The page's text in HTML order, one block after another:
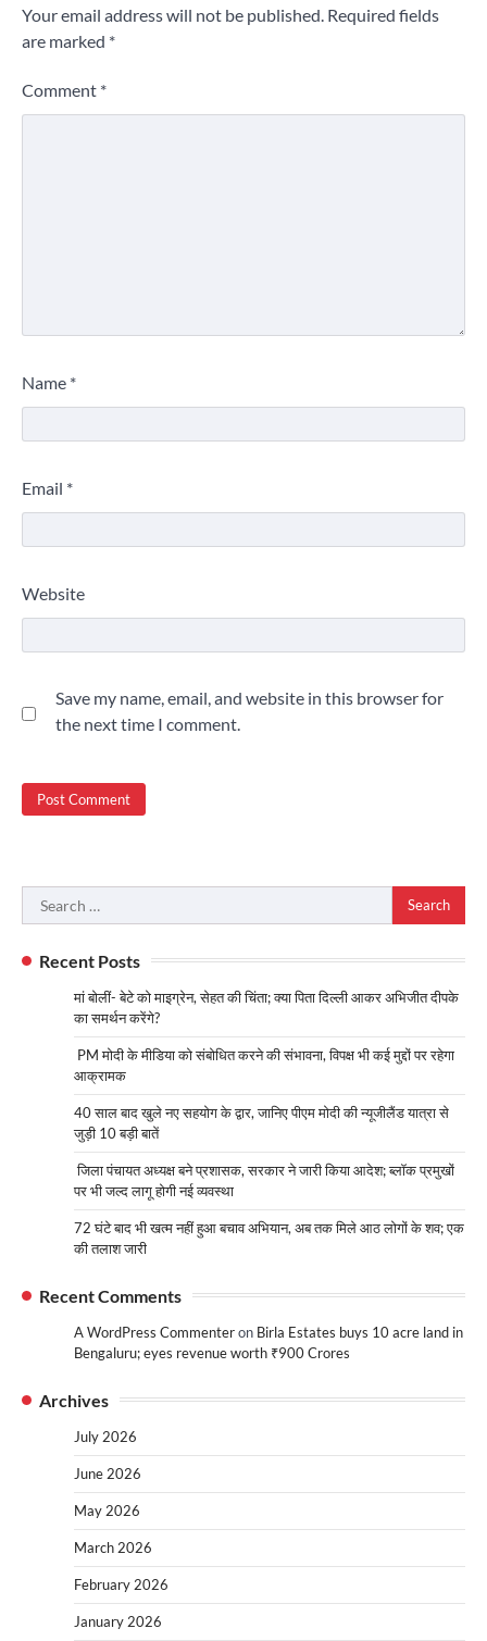
Your email address will not be published. Required fields
are marked *
Comment *
Name *
Email *
Website
Save my name, email, and website in this browser for
the next time I comment.
Search
for:
Recent Posts
मां बोलीं- बेटे को माइग्रेन, सेहत की चिंता; क्या पिता दिल्ली आकर अभिजीत दीपके
का समर्थन करेंगे?
PM मोदी के मीडिया को संबोधित करने की संभावना, विपक्ष भी कई मुद्दों पर रहेगा
आक्रामक
40 साल बाद खुले नए सहयोग के द्वार, जानिए पीएम मोदी की न्यूजीलैंड यात्रा से
जुड़ी 10 बड़ी बातें
जिला पंचायत अध्यक्ष बने प्रशासक, सरकार ने जारी किया आदेश; ब्लॉक प्रमुखों
पर भी जल्द लागू होगी नई व्यवस्था
72 घंटे बाद भी खत्म नहीं हुआ बचाव अभियान, अब तक मिले आठ लोगों के शव; एक
की तलाश जारी
Recent Comments
A WordPress Commenteron Birla Estates buys 10 acre land in
Bengaluru; eyes revenue worth ₹900 Crores
Archives
July 2026
June 2026
May 2026
March 2026
February 2026
January 2026